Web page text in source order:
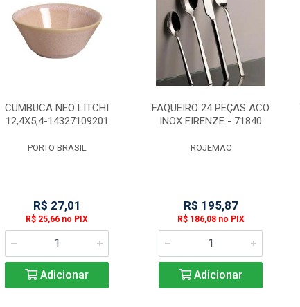
CUMBUCA NEO LITCHI
12,4X5,4-14327109201
PORTO BRASIL
R$ 27,01
R$ 25,66 no PIX
Adicionar
FAQUEIRO 24 PEÇAS ACO
INOX FIRENZE - 71840
ROJEMAC
R$ 195,87
R$ 186,08 no PIX
Adicionar